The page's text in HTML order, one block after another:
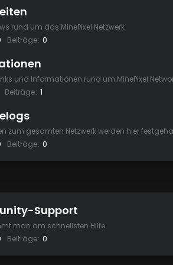
rund um das MinePixel Netzwerk
Beiträge 0
und Informationen rund um MinePixel
Beiträge 1
zum gesamten Netzwerk werden hier
Beiträge 0
Support
man am schnellsten Hilfe
Beiträge 0